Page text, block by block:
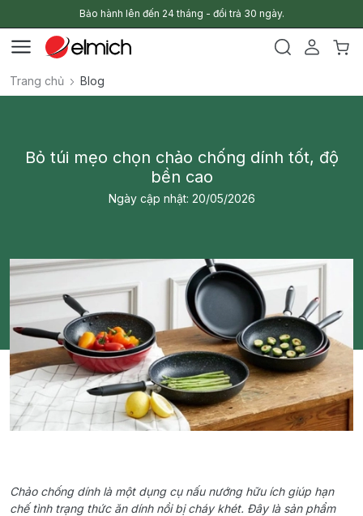
Bảo hành lên đến 24 tháng - đổi trả 30 ngày.
Trang chủ Blog
Bỏ túi mẹo chọn chảo chống dính tốt, độ
bền cao
Ngày cập nhật: 20/05/2026
Chảo chống dính là một dụng cụ nấu nướng hữu ích giúp hạn
chế tình trạng thức ăn dính nồi bị cháy khét. Đây là sản phẩm